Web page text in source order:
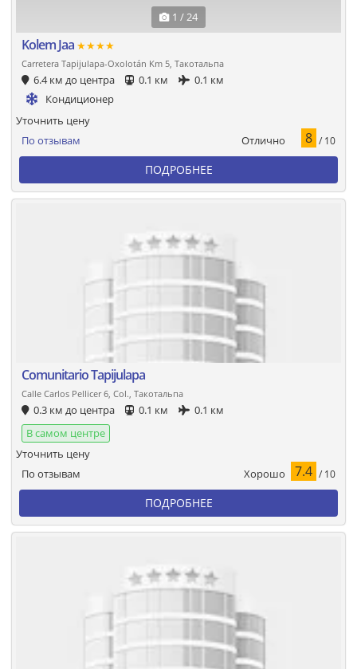
1 / 24
Kolem Jaa ★★★★
Carretera Tapijulapa-Oxolotán Km 5, Такотальпа
6.4 км до центра 0.1 км
0.1 км
Кондиционер
По отзывам Отлично 8 / 10
Уточнить цену
ПОДРОБНЕЕ
Comunitario Tapijulapa
Calle Carlos Pellicer 6, Col., Такотальпа
0.3 км до центра 0.1 км
0.1 км
В самом центре
По отзывам Хорошо 7.4 / 10
Уточнить цену
ПОДРОБНЕЕ